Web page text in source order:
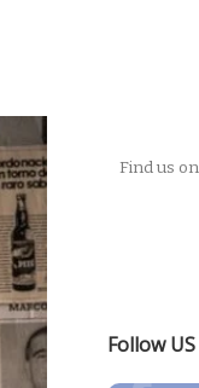
Find us
Follow US